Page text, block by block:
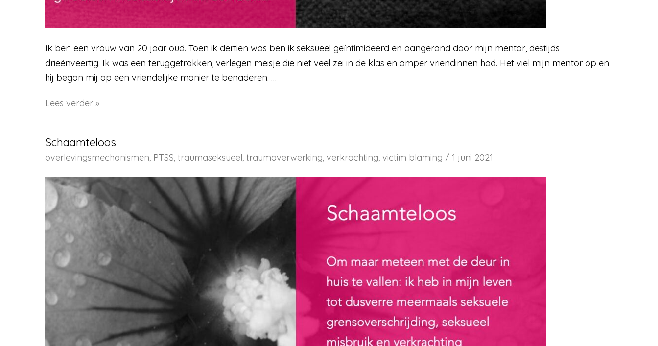
Ik ben een vrouw van 20 jaar oud. Toen ik dertien was ben ik seksueel geïntimideerd en aangerand door mijn mentor, destijds
drieënveertig. Ik was een teruggetrokken, verlegen meisje die niet veel zei in de klas en amper vriendinnen had. Het viel mijn mentor op en
hij begon mij op een vriendelijke manier te benaderen. …
Ik
geloofd
Lees verder »
Schaamteloos
overlevingsmechanismen, PTSS, traumaseksueel, traumaverwerking, verkrachting, victim blaming / 1 juni 2021